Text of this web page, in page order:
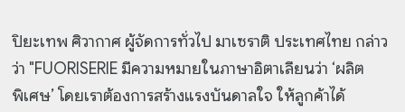
ปิยะเทพ ศิวากาศ ผู้จัดการทั่วไป มาเซราติ ประเทศไทย กล่าว
ว่า "FUORISERIE มีความหมายในภาษาอิตาเลียนว่า ‘ผลิต
พิเศษ’ โดยเราต้องการสร้างแรงบันดาลใจ ให้ลูกค้าได้